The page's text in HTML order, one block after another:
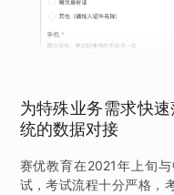
为特殊业务需求快
统的数据对接
赛优教育在2021年上旬
试，考试流程十分严格，